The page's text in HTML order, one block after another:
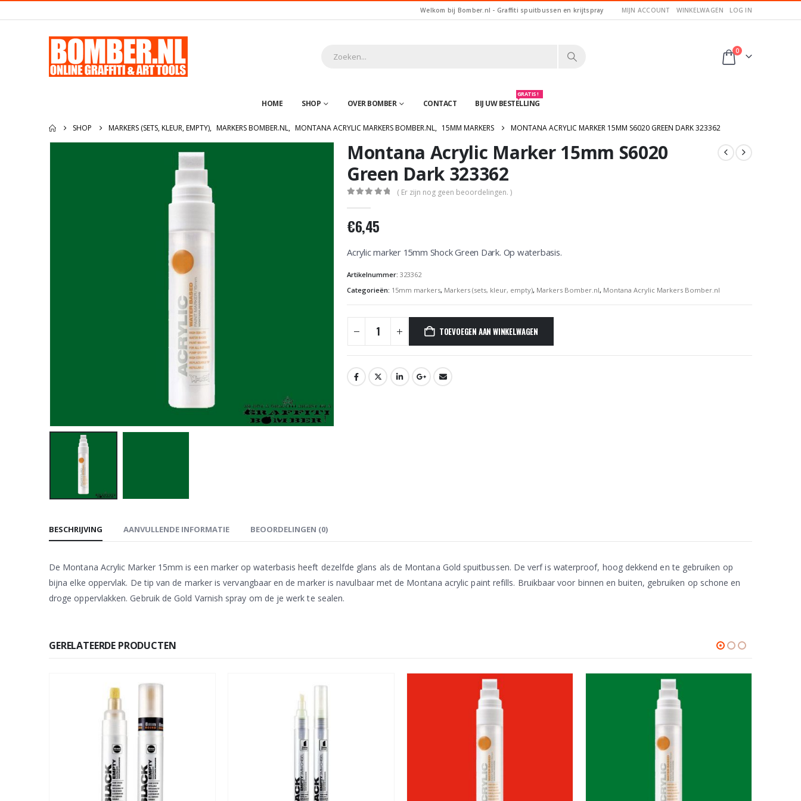
Welkom bij Bomber.nl - Graffiti spuitbussen en krijtspray MIJN ACCOUNT WINKELWAGEN LOG IN
0
HOME SHOP OVER BOMBER CONTACT BIJ UW BESTELLING
GRATIS !
SHOP MARKERS (SETS, KLEUR, EMPTY), MARKERS BOMBER.NL, MONTANA ACRYLIC MARKERS BOMBER.NL, 15MM MARKERS MONTANA ACRYLIC MARKER 15MM S6020 GREEN DARK 323362
Montana Acrylic Marker 15mm S6020
Green Dark 323362
( Er zijn nog geen beoordelingen. )
€6,45
Acrylic marker 15mm Shock Green Dark. Op waterbasis.
Artikelnummer: 323362
Categorieën: 15mm markers, Markers (sets, kleur, empty), Markers Bomber.nl, Montana Acrylic Markers Bomber.nl
TOEVOEGEN AAN WINKELWAGEN
BESCHRIJVING AANVULLENDE INFORMATIE BEOORDELINGEN (0)
De Montana Acrylic Marker 15mm is een marker op waterbasis heeft dezelfde glans als de Montana Gold spuitbussen. De verf is waterproof, hoog dekkend en te gebruiken op
bijna elke oppervlak. De tip van de marker is vervangbaar en de marker is navulbaar met de Montana acrylic paint refills. Bruikbaar voor binnen en buiten, gebruiken op schone en
droge oppervlakken. Gebruik de Gold Varnish spray om de je werk te sealen.
GERELATEERDE PRODUCTEN